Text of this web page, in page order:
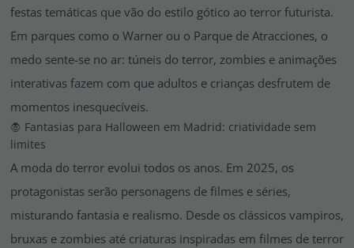
festas temáticas que vão do estilo gótico ao terror futurista.
Em parques como o Warner ou o Parque de Atracciones, o
medo sente-se no ar: túneis do terror, zombies e animações
interativas fazem com que adultos e crianças desfrutem de
momentos inesquecíveis.
🧛 Fantasias para Halloween em Madrid: criatividade sem
limites
A moda do terror evolui todos os anos. Em 2025, os
protagonistas serão personagens de filmes e séries,
misturando fantasia e realismo. Desde os clássicos vampiros,
bruxas e zombies até criaturas inspiradas em filmes de terror